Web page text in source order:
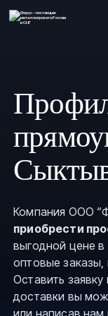
Компания ООО
приобрести
выгодной цене
оптовые
Оставить
доставки вы